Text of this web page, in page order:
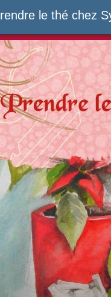
le thé chez